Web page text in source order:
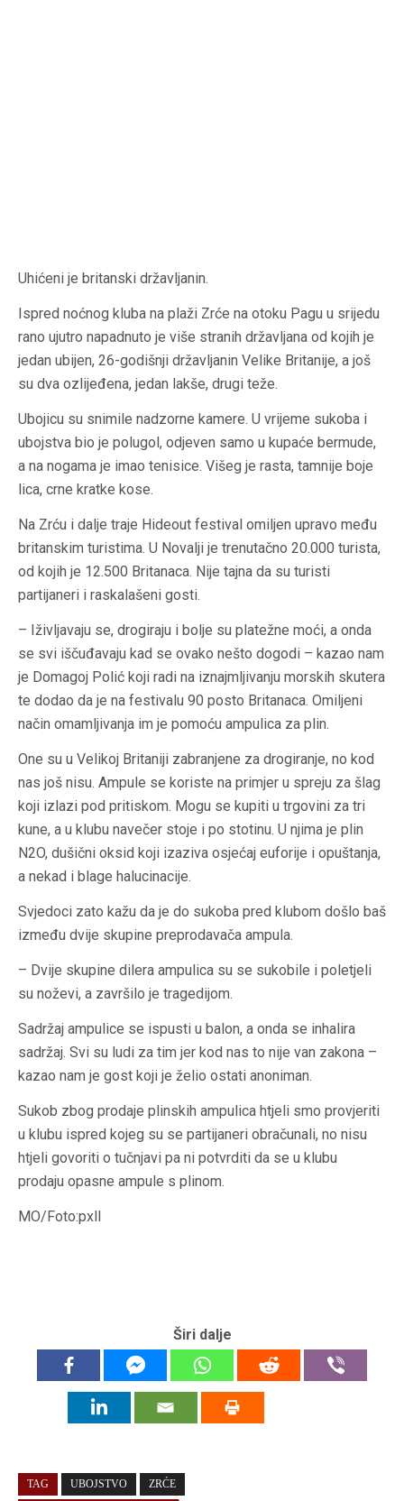
Uhićeni je britanski državljanin.
Ispred noćnog kluba na plaži Zrće na otoku Pagu u srijedu
rano ujutro napadnuto je više stranih državljana od kojih je
jedan ubijen, 26-godišnji državljanin Velike Britanije, a još
su dva ozlijeđena, jedan lakše, drugi teže.
Ubojicu su snimile nadzorne kamere. U vrijeme sukoba i
ubojstva bio je polugol, odjeven samo u kupaće bermude,
a na nogama je imao tenisice. Višeg je rasta, tamnije boje
lica, crne kratke kose.
Na Zrću i dalje traje Hideout festival omiljen upravo među
britanskim turistima. U Novalji je trenutačno 20.000 turista,
od kojih je 12.500 Britanaca. Nije tajna da su turisti
partijaneri i raskalašeni gosti.
– Iživljavaju se, drogiraju i bolje su platežne moći, a onda
se svi iščuđavaju kad se ovako nešto dogodi – kazao nam
je Domagoj Polić koji radi na iznajmljivanju morskih skutera
te dodao da je na festivalu 90 posto Britanaca. Omiljeni
način omamljivanja im je pomoću ampulica za plin.
One su u Velikoj Britaniji zabranjene za drogiranje, no kod
nas još nisu. Ampule se koriste na primjer u spreju za šlag
koji izlazi pod pritiskom. Mogu se kupiti u trgovini za tri
kune, a u klubu navečer stoje i po stotinu. U njima je plin
N2O, dušični oksid koji izaziva osjećaj euforije i opuštanja,
a nekad i blage halucinacije.
Svjedoci zato kažu da je do sukoba pred klubom došlo baš
između dvije skupine preprodavača ampula.
– Dvije skupine dilera ampulica su se sukobile i poletjeli
su noževi, a završilo je tragedijom.
Sadržaj ampulice se ispusti u balon, a onda se inhalira
sadržaj. Svi su ludi za tim jer kod nas to nije van zakona –
kazao nam je gost koji je želio ostati anoniman.
Sukob zbog prodaje plinskih ampulica htjeli smo provjeriti
u klubu ispred kojeg su se partijaneri obračunali, no nisu
htjeli govoriti o tučnjavi pa ni potvrditi da se u klubu
prodaju opasne ampule s plinom.
MO/Foto:pxll
Širi dalje
TAG UBOJSTVO ZRĆE